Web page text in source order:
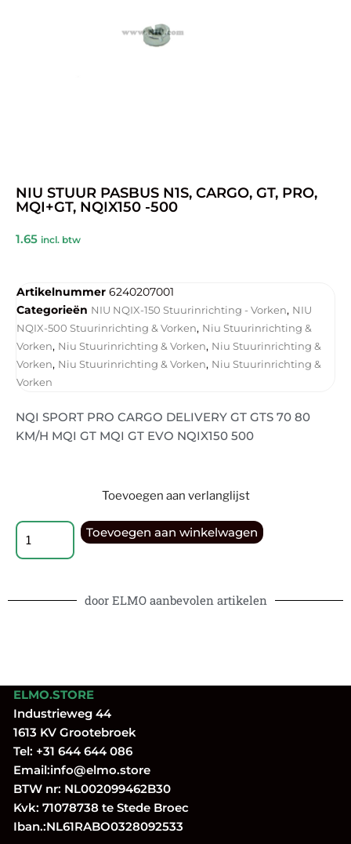
NIU STUUR PASBUS N1S, CARGO, GT, PRO,
MQI+GT, NQIX150 -500
1.65 incl. btw
Artikelnummer 6240207001
Categorieën NIU NQIX-150 Stuurinrichting - Vorken, NIU
NQIX-500 Stuurinrichting & Vorken, Niu Stuurinrichting &
Vorken, Niu Stuurinrichting & Vorken, Niu Stuurinrichting &
Vorken, Niu Stuurinrichting & Vorken, Niu Stuurinrichting &
Vorken
NQI SPORT PRO CARGO DELIVERY GT GTS 70 80
KM/H MQI GT MQI GT EVO NQIX150 500
Toevoegen aan verlanglijst
Toevoegen aan winkelwagen
door ELMO aanbevolen artikelen
ELMO.STORE
Industrieweg 44
1613 KV Grootebroek
Tel: +31 644 644 086
Email:info@elmo.store
BTW nr: NL002099462B30
Kvk: 71078738 te Stede Broec
Iban.:NL61RABO0328092533